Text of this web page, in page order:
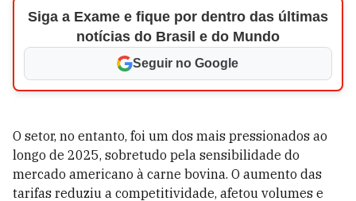
Siga a Exame e fique por dentro das últimas
notícias do Brasil e do Mundo
Seguir no Google
O setor, no entanto, foi um dos mais pressionados ao
longo de 2025, sobretudo pela sensibilidade do
mercado americano à carne bovina. O aumento das
tarifas reduziu a competitividade, afetou volumes e